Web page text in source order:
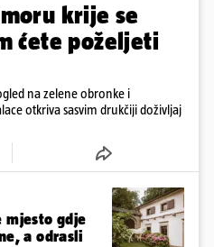
krije se
ćete poželjeti
na zelene obronke i
otkriva sasvim drukčiji doživljaj
mjesto gdje
a odrasli